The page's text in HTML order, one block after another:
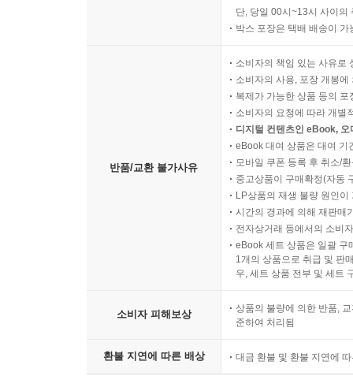
단, 당일 00시~13시 사이의
박스 포장은 택배 배송이
반품/교환 불가사유
소비자의 책임 있는 사유로
소비자의 사용, 포장 개봉
복제가 가능한 상품 등의
소비자의 요청에 따라 개별
디지털 컨텐츠인 eBook,
eBook 대여 상품은 대여 기
모바일 쿠폰 등록 후 취소/
중고상품이 구매확정(자동
LP상품의 재생 불량 원인
시간의 경과에 의해 재판매
전자상거래 등에서의 소비
eBook 세트 상품은 일괄 구
1개의 상품으로 취급 및 판
우, 세트 상품 전부 및 세트
소비자 피해보상
상품의 불량에 의한 반품,
준하여 처리됨
환불 지연에 따른 배상 대금 환불 및 환불 지연에